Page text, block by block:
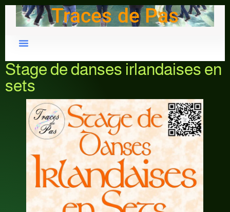
Traces de Pas
Stage de danses irlandaises en
sets